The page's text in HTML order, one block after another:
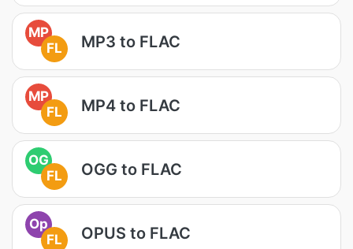
MP
FL
MP3 to FLAC
MP
FL
MP4 to FLAC
OG
FL
OGG to FLAC
Op
FL
OPUS to FLAC